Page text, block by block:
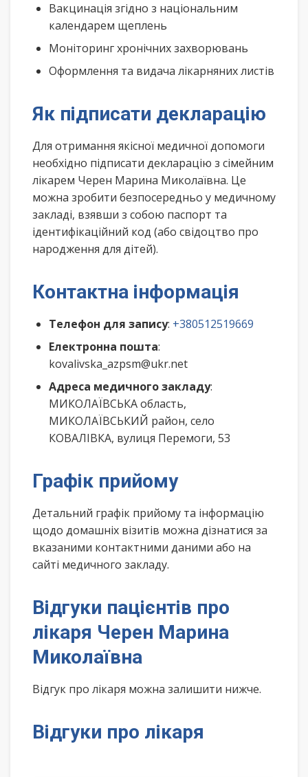
Вакцинація згідно з національним
календарем щеплень
Моніторинг хронічних захворювань
Оформлення та видача лікарняних листів
Як підписати декларацію
Для отримання якісної медичної допомоги
необхідно підписати декларацію з сімейним
лікарем Черен Марина Миколаївна. Це
можна зробити безпосередньо у медичному
закладі, взявши з собою паспорт та
ідентифікаційний код (або свідоцтво про
народження для дітей).
Контактна інформація
Телефон для запису: +380512519669
Електронна пошта:
kovalivska_azpsm@ukr.net
Адреса медичного закладу:
МИКОЛАЇВСЬКА область,
МИКОЛАЇВСЬКИЙ район, село
КОВАЛІВКА, вулиця Перемоги, 53
Графік прийому
Детальний графік прийому та інформацію
щодо домашніх візитів можна дізнатися за
вказаними контактними даними або на
сайті медичного закладу.
Відгуки пацієнтів про
лікаря Черен Марина
Миколаївна
Відгук про лікаря можна залишити нижче.
Відгуки про лікаря